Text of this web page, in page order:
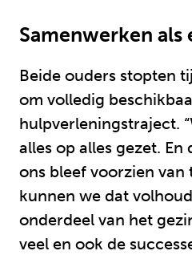
Samenwerken als
Beide ouders stopten
om volledig
hulpverleningstraject.
alles op alles gezet.
ons bleef voorzien van
kunnen we dat
onderdeel van het
veel en ook de